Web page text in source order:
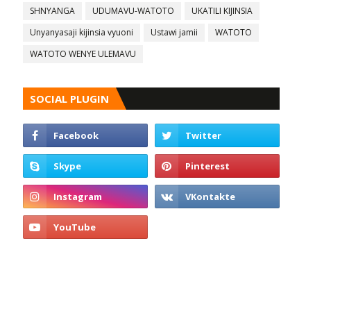
SHNYANGA
UDUMAVU-WATOTO
UKATILI KIJINSIA
Unyanyasaji kijinsia vyuoni
Ustawi jamii
WATOTO
WATOTO WENYE ULEMAVU
SOCIAL PLUGIN